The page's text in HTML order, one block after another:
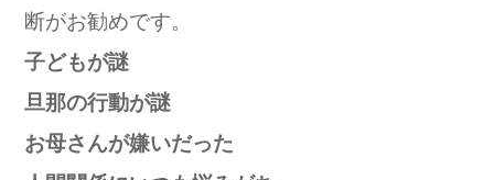
断がお勧めです。
子どもが謎
旦那の行動が謎
お母さんが嫌いだった